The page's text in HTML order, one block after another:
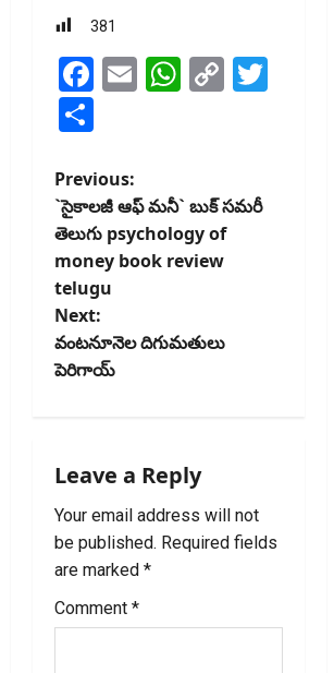
381
Facebook
EmailWhatsApp
Copy
P
o
s
t
n
v
i
g
a
Previous:
`సైకాలజీ ఆఫ్ మనీ` బుక్‌ స‌మ‌రీ
తెలుగు psychology of
money book review
telugu
Next:
వంటనూనెల దిగుమతులు
పెరిగాయ్
Leave a Reply
Your email address will not
be published. Required fields
are marked *
Comment *